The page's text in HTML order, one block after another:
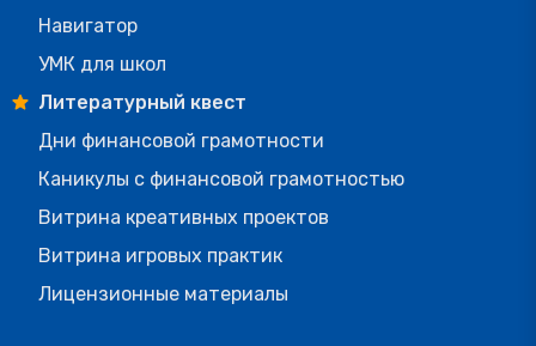
Навигатор
УМК для школ
Литературный квест
Дни финансовой грамотности
Каникулы с финансовой грамотностью
Витрина креативных проектов
Витрина игровых практик
Лицензионные материалы